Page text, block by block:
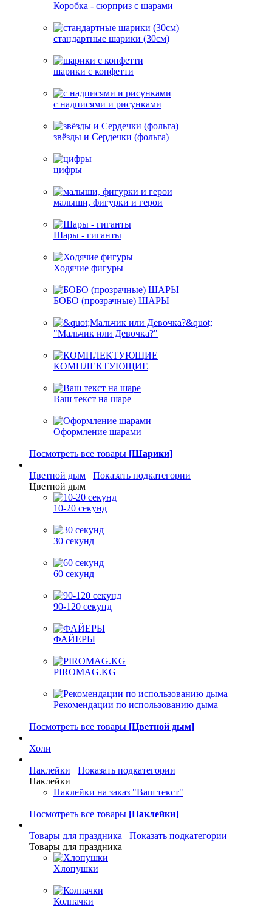
Коробка - сюрприз с шарами
стандартные шарики (30см)
шарики с конфетти
с надписями и рисунками
звёзды и Сердечки (фольга)
цифры
малыши, фигурки и герои
Шары - гиганты
Ходячие фигуры
БОБО (прозрачные) ШАРЫ
"Мальчик или Девочка?"
КОМПЛЕКТУЮЩИЕ
Ваш текст на шаре
Оформление шарами
Посмотреть все товары [Шарики]
Цветной дым
Показать подкатегории
Цветной дым
10-20 секунд
30 секунд
60 секунд
90-120 секунд
ФАЙЕРЫ
PIROMAG.KG
Рекомендации по использованию дыма
Посмотреть все товары [Цветной дым]
Холи
Наклейки
Показать подкатегории
Наклейки
Наклейки на заказ "Ваш текст"
Посмотреть все товары [Наклейки]
Товары для праздника
Показать подкатегории
Товары для праздника
Хлопушки
Колпачки